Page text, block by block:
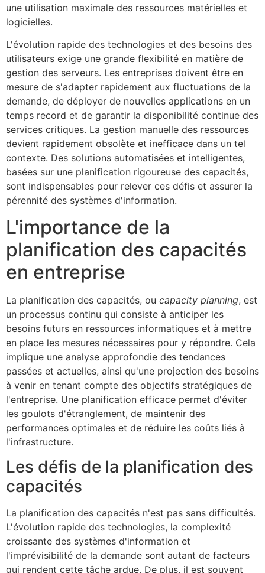
une utilisation maximale des ressources matérielles et
logicielles.
L'évolution rapide des technologies et des besoins des
utilisateurs exige une grande flexibilité en matière de
gestion des serveurs. Les entreprises doivent être en
mesure de s'adapter rapidement aux fluctuations de la
demande, de déployer de nouvelles applications en un
temps record et de garantir la disponibilité continue des
services critiques. La gestion manuelle des ressources
devient rapidement obsolète et inefficace dans un tel
contexte. Des solutions automatisées et intelligentes,
basées sur une planification rigoureuse des capacités,
sont indispensables pour relever ces défis et assurer la
pérennité des systèmes d'information.
L'importance de la
planification des capacités
en entreprise
La planification des capacités, ou capacity planning, est
un processus continu qui consiste à anticiper les
besoins futurs en ressources informatiques et à mettre
en place les mesures nécessaires pour y répondre. Cela
implique une analyse approfondie des tendances
passées et actuelles, ainsi qu'une projection des besoins
à venir en tenant compte des objectifs stratégiques de
l'entreprise. Une planification efficace permet d'éviter
les goulots d'étranglement, de maintenir des
performances optimales et de réduire les coûts liés à
l'infrastructure.
Les défis de la planification des
capacités
La planification des capacités n'est pas sans difficultés.
L'évolution rapide des technologies, la complexité
croissante des systèmes d'information et
l'imprévisibilité de la demande sont autant de facteurs
qui rendent cette tâche ardue. De plus, il est souvent